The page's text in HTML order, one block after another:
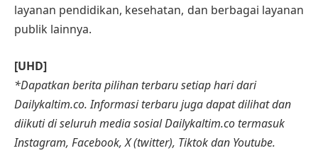
layanan pendidikan, kesehatan, dan berbagai layanan
publik lainnya.
[UHD]
*Dapatkan berita pilihan terbaru setiap hari dari
Dailykaltim.co. Informasi terbaru juga dapat dilihat dan
diikuti di seluruh media sosial Dailykaltim.co termasuk
Instagram, Facebook, X (twitter), Tiktok dan Youtube.